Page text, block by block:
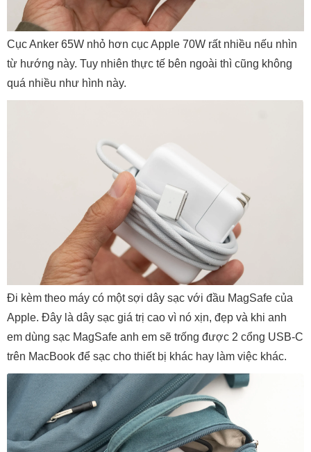
Cục Anker 65W nhỏ hơn cục Apple 70W rất nhiều nếu nhìn
từ hướng này. Tuy nhiên thực tế bên ngoài thì cũng không
quá nhiều như hình này.
Đi kèm theo máy có một sợi dây sạc với đầu MagSafe của
Apple. Đây là dây sạc giá trị cao vì nó xịn, đẹp và khi anh
em dùng sạc MagSafe anh em sẽ trống được 2 cổng USB-C
trên MacBook để sạc cho thiết bị khác hay làm việc khác.